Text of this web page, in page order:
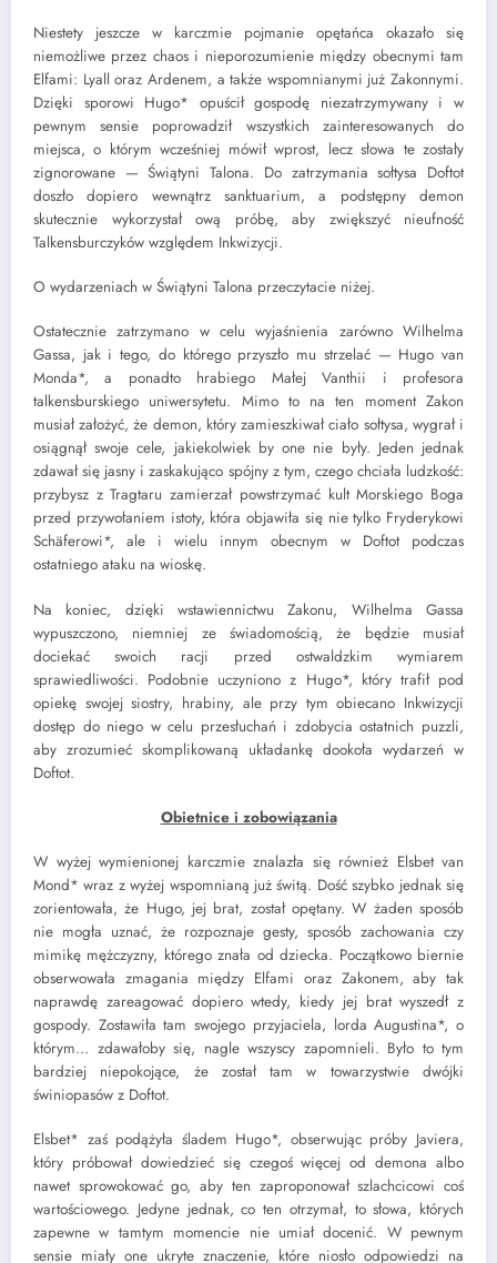
Niestety jeszcze w karczmie pojmanie opętańca okazało się
niemożliwe przez chaos i nieporozumienie między obecnymi tam
Elfami: Lyall oraz Ardenem, a także wspomnianymi już Zakonnymi.
Dzięki sporowi Hugo* opuścił gospodę niezatrzymywany i w
pewnym sensie poprowadził wszystkich zainteresowanych do
miejsca, o którym wcześniej mówił wprost, lecz słowa te zostały
zignorowane — Świątyni Talona. Do zatrzymania sołtysa Doftot
doszło dopiero wewnątrz sanktuarium, a podstępny demon
skutecznie wykorzystał ową próbę, aby zwiększyć nieufność
Talkensburczyków względem Inkwizycji.
O wydarzeniach w Świątyni Talona przeczytacie niżej.
Ostatecznie zatrzymano w celu wyjaśnienia zarówno Wilhelma
Gassa, jak i tego, do którego przyszło mu strzelać — Hugo van
Monda*, a ponadto hrabiego Małej Vanthii i profesora
talkensburskiego uniwersytetu. Mimo to na ten moment Zakon
musiał założyć, że demon, który zamieszkiwał ciało sołtysa, wygrał i
osiągnął swoje cele, jakiekolwiek by one nie były. Jeden jednak
zdawał się jasny i zaskakująco spójny z tym, czego chciała ludzkość:
przybysz z Tragtaru zamierzał powstrzymać kult Morskiego Boga
przed przywołaniem istoty, która objawiła się nie tylko Fryderykowi
Schäferowi*, ale i wielu innym obecnym w Doftot podczas
ostatniego ataku na wioskę.
Na koniec, dzięki wstawiennictwu Zakonu, Wilhelma Gassa
wypuszczono, niemniej ze świadomością, że będzie musiał
dociekać swoich racji przed ostwaldzkim wymiarem
sprawiedliwości. Podobnie uczyniono z Hugo*, który trafił pod
opiekę swojej siostry, hrabiny, ale przy tym obiecano Inkwizycji
dostęp do niego w celu przesłuchań i zdobycia ostatnich puzzli,
aby zrozumieć skomplikowaną układankę dookoła wydarzeń w
Doftot.
Obietnice i zobowiązania
W wyżej wymienionej karczmie znalazła się również Elsbet van
Mond* wraz z wyżej wspomnianą już świtą. Dość szybko jednak się
zorientowała, że Hugo, jej brat, został opętany. W żaden sposób
nie mogła uznać, że rozpoznaje gesty, sposób zachowania czy
mimikę mężczyzny, którego znała od dziecka. Początkowo biernie
obserwowała zmagania między Elfami oraz Zakonem, aby tak
naprawdę zareagować dopiero wtedy, kiedy jej brat wyszedł z
gospody. Zostawiła tam swojego przyjaciela, lorda Augustina*, o
którym… zdawałoby się, nagle wszyscy zapomnieli. Było to tym
bardziej niepokojące, że został tam w towarzystwie dwójki
świniopasów z Doftot.
Elsbet* zaś podążyła śladem Hugo*, obserwując próby Javiera,
który próbował dowiedzieć się czegoś więcej od demona albo
nawet sprowokować go, aby ten zaproponował szlachcicowi coś
wartościowego. Jedyne jednak, co ten otrzymał, to słowa, których
zapewne w tamtym momencie nie umiał docenić. W pewnym
sensie miały one ukryte znaczenie, które niosło odpowiedzi na